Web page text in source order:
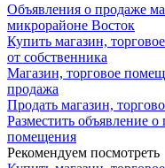
Объявления о продаже
микрорайоне Восток
Купить магазин,
от собственника
Магазин, торговое
продажа
Продать магазин,
Разместить объявление
помещения
Рекомендуем посмотреть